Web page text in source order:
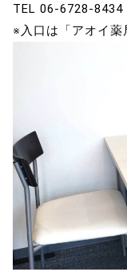
TEL 06-6728-8434
※入口は「アオイ薬